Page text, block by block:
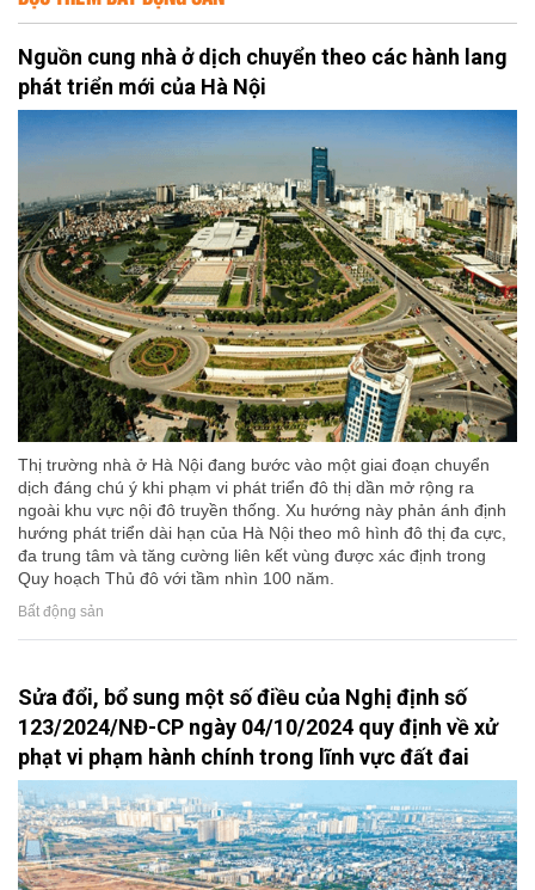
Nguồn cung nhà ở dịch chuyển theo các hành lang
phát triển mới của Hà Nội
Thị trường nhà ở Hà Nội đang bước vào một giai đoạn chuyển
dịch đáng chú ý khi phạm vi phát triển đô thị dần mở rộng ra
ngoài khu vực nội đô truyền thống. Xu hướng này phản ánh định
hướng phát triển dài hạn của Hà Nội theo mô hình đô thị đa cực,
đa trung tâm và tăng cường liên kết vùng được xác định trong
Quy hoạch Thủ đô với tầm nhìn 100 năm.
Bất động sản
Sửa đổi, bổ sung một số điều của Nghị định số
123/2024/NĐ-CP ngày 04/10/2024 quy định về xử
phạt vi phạm hành chính trong lĩnh vực đất đai